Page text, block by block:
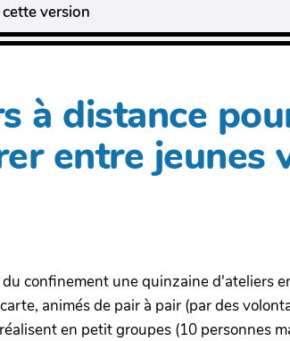
version
à distance
entre jeunes
confinement une quinzaine d'ateliers
animés de pair à pair (par des
en petit groupes (10 personnes